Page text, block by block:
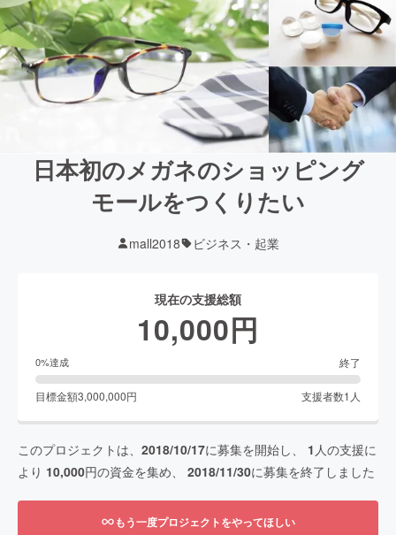
日本初のメガネのショッピング
モールをつくりたい
mall2018 ビジネス・起業
現在の支援総額
10,000円
0%達成 終了
目標金額3,000,000円 支援者数1 人
このプロジェクトは、 2018/10/17に募集を開始し、 1 人の支援に
より 10,000円の資金を集め、 2018/11/30に募集を終了しました
もう一度プロジェクトをやってほしい